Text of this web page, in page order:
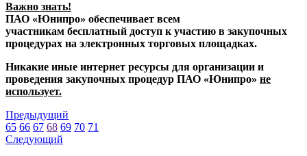
Важно знать!
ПАО «Юнипро» обеспечивает всем
участникам бесплатный доступ к участию в закупочных
процедурах на электронных торговых площадках.
Никакие иные интернет ресурсы для организации и
проведения закупочных процедур ПАО «Юнипро» не
использует.
Предыдущий
65 66 67 68 69 70 71
Следующий